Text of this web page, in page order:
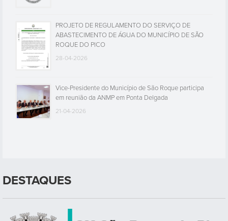
PROJETO DE REGULAMENTO DO SERVIÇO DE
ABASTECIMENTO DE ÁGUA DO MUNICÍPIO DE SÃO
ROQUE DO PICO
28-04-2026
Vice-Presidente do Município de São Roque participa
em reunião da ANMP em Ponta Delgada
21-04-2026
DESTAQUES